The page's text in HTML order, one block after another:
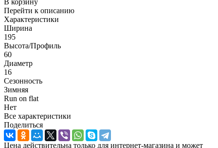
Перейти к описанию
Характеристики
Ширина
195
Высота/Профиль
60
Диаметр
16
Сезонность
Зимняя
Run on flat
Нет
Все характеристики
Поделиться
Цена действительна только для интернет-магазина и может